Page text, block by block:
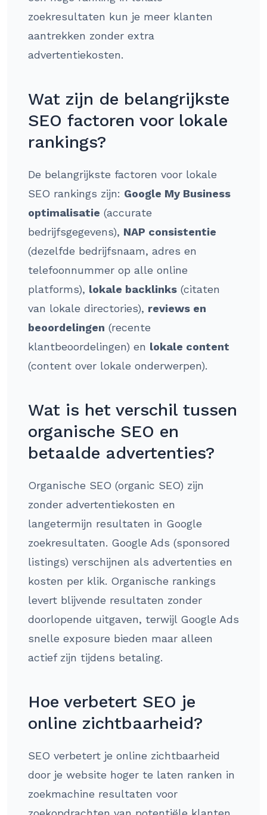
zoekresultaten kun je meer klanten
aantrekken zonder extra
advertentiekosten.
Wat zijn de belangrijkste
SEO factoren voor lokale
rankings?
De belangrijkste factoren voor lokale
SEO rankings zijn: Google My Business
optimalisatie (accurate
bedrijfsgegevens), NAP consistentie
(dezelfde bedrijfsnaam, adres en
telefoonnummer op alle online
platforms), lokale backlinks (citaten
van lokale directories), reviews en
beoordelingen (recente
klantbeoordelingen) en lokale content
(content over lokale onderwerpen).
Wat is het verschil tussen
organische SEO en
betaalde advertenties?
Organische SEO (organic SEO) zijn
zonder advertentiekosten en
langetermijn resultaten in Google
zoekresultaten. Google Ads (sponsored
listings) verschijnen als advertenties en
kosten per klik. Organische rankings
levert blijvende resultaten zonder
doorlopende uitgaven, terwijl Google Ads
snelle exposure bieden maar alleen
actief zijn tijdens betaling.
Hoe verbetert SEO je
online zichtbaarheid?
SEO verbetert je online zichtbaarheid
door je website hoger te laten ranken in
zoekmachine resultaten voor